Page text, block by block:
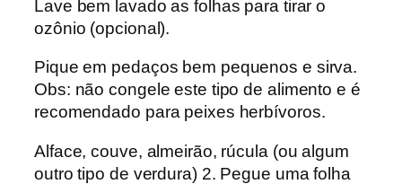
Lave bem lavado as folhas para tirar o
ozônio (opcional).
Pique em pedaços bem pequenos e sirva.
Obs: não congele este tipo de alimento e é
recomendado para peixes herbívoros.
Alface, couve, almeirão, rúcula (ou algum
outro tipo de verdura) 2. Pegue uma folha